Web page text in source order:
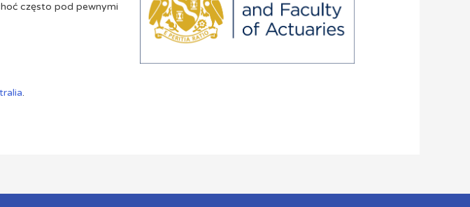
często pod pewnymi
.